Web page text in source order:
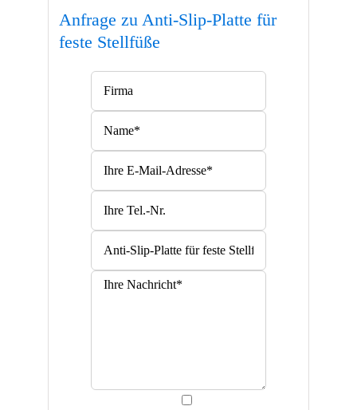
Anfrage zu Anti-Slip-Platte für
feste Stellfüße